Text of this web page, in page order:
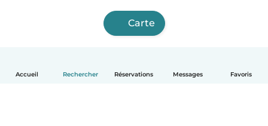
Accueil Rechercher Réservations Messages Favoris
Carte